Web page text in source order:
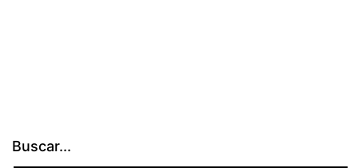
Buscar...